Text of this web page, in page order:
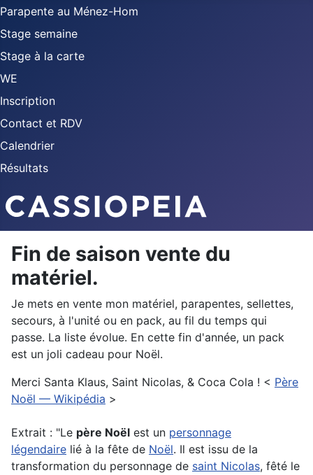
Parapente au Ménez-Hom
Stage semaine
Stage à la carte
WE
Inscription
Contact et RDV
Calendrier
Résultats
Fin de saison vente du
matériel.
Je mets en vente mon matériel, parapentes, sellettes,
secours, à l'unité ou en pack, au fil du temps qui
passe. La liste évolue. En cette fin d'année, un pack
est un joli cadeau pour Noël.
Merci Santa Klaus, Saint Nicolas, & Coca Cola ! < Père
Noël — Wikipédia >
Extrait : "Le père Noël est un personnage
légendaire lié à la fête de Noël. Il est issu de la
transformation du personnage de saint Nicolas, fêté le